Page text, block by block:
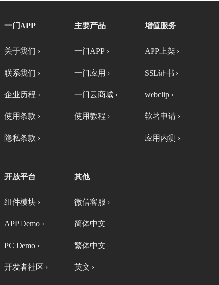
一门APP
关于我们 ›
联系我们 ›
企业历程 ›
使用条款 ›
隐私条款 ›
主要产品
一门APP ›
一门应用 ›
一门云商城 ›
使用教程 ›
增值服务
APP上架 ›
SSL证书 ›
webclip ›
软著申请 ›
应用内测 ›
开放平台
组件模块 ›
APP Demo ›
PC Demo ›
开发者社区 ›
其他
微信客服 ›
简体中文 ›
繁体中文 ›
英文 ›